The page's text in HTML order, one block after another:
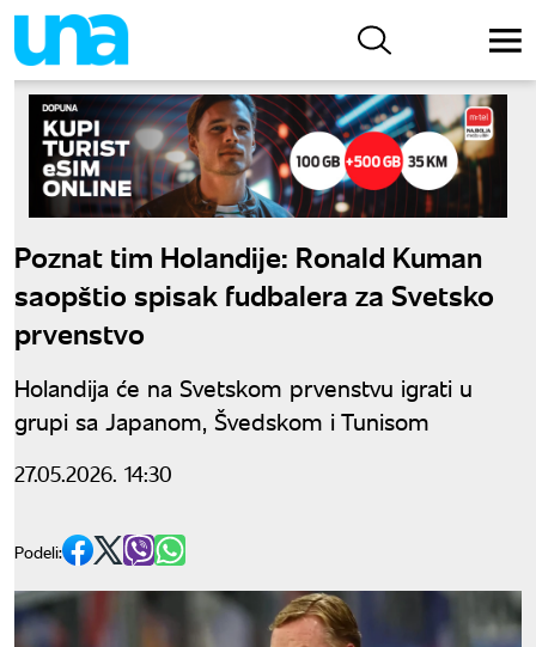
Poznat tim Holandije: Ronald Kuman
saopštio spisak fudbalera za Svetsko
prvenstvo
Holandija će na Svetskom prvenstvu igrati u
grupi sa Japanom, Švedskom i Tunisom
27.05.2026. 14:30
Podeli: